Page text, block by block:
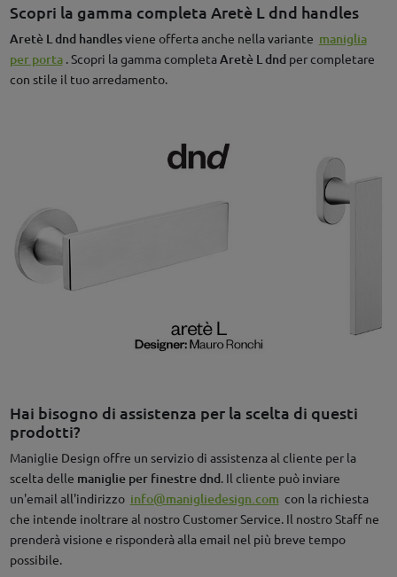
Scopri la gamma completa Aretè L dnd handles
Aretè L dnd handlesviene offerta anche nella variante maniglia
per porta . Scopri la gamma completaAretè L dndper completare
con stile il tuo arredamento.
Hai bisogno di assistenza per la scelta di questi
prodotti?
Maniglie Design offre un servizio di assistenza al cliente per la
scelta delle maniglie per finestre dnd. Il cliente può inviare
un'email all'indirizzo info@manigliedesign.com con la richiesta
che intende inoltrare al nostro Customer Service. Il nostro Staff ne
prenderà visione e risponderà alla email nel più breve tempo
possibile.